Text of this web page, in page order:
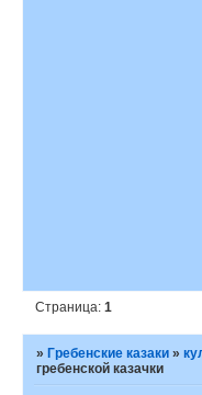
Страница:1
»Гребенские казаки »
гребенской казачки